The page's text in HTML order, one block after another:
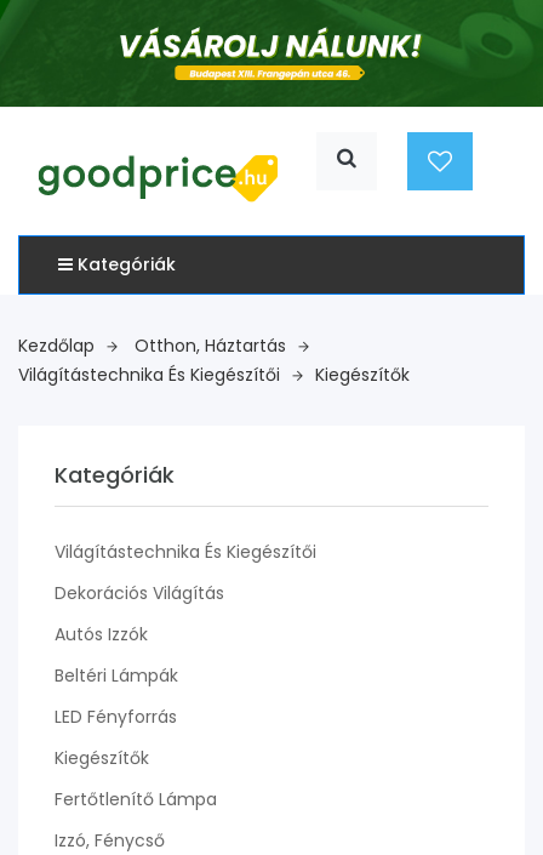
Kategóriák
Kezdőlap
Otthon, Háztartás
Világítástechnika És Kiegészítői
Kiegészítők
Kategóriák
Világítástechnika És Kiegészítői
Dekorációs Világítás
Autós Izzók
Beltéri Lámpák
LED Fényforrás
Kiegészítők
Fertőtlenítő Lámpa
Izzó, Fénycső